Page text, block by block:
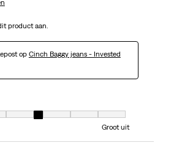
product aan.
op Cinch Baggy jeans - Invested
1 gelijk is aan Klein uit en 7 gelijk is aan Groot uit
Groot uit